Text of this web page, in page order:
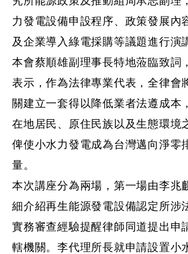
力發電設備申設程序、政策發展內
及企業導入綠電採購等議題進行演
本會蔡順雄副理事長特地蒞臨致詞
表示，作為法律專業代表，全律會
關建立一套得以降低業者法遵成本
在地居民、原住民族以及生態環境
俾使小水力發電成為台灣邁向淨零
量。
本次講座分為兩場，第一場由李兆
細介紹再生能源發電設備認定所涉
實務審查經驗提醒律師同道提出申
轄機關。李代理所長就申請設置小